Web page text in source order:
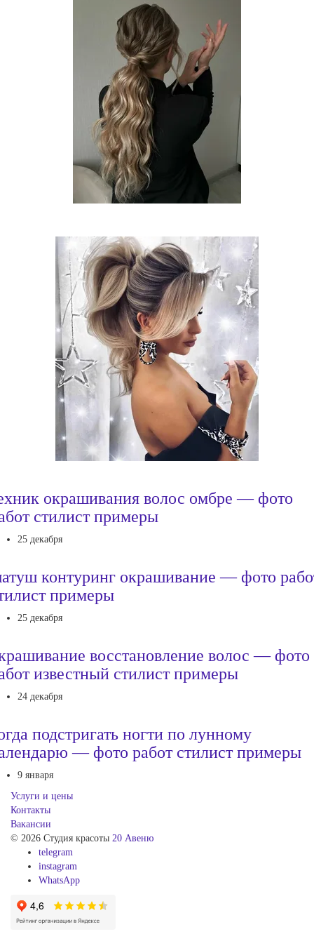
окрашивания волос омбре — фото
стилист примеры
25 декабря
контуринг окрашивание — фото
примеры
25 декабря
восстановление волос — фото
известный стилист примеры
24 декабря
подстригать ногти по лунному
— фото работ стилист примеры
9 января
Услуги и цены
Контакты
Вакансии
© 2026 Студия красоты 20 Авеню
telegram
instagram
WhatsApp